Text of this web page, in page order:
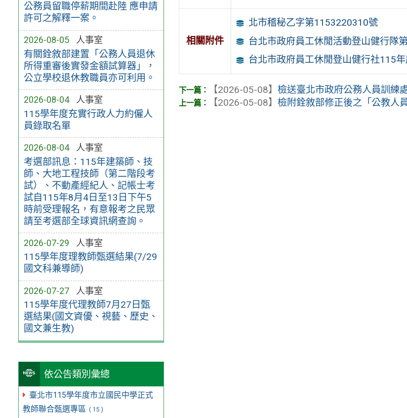
公務員留職停薪期間赴陸 應申請
許可之解釋一案。
2026-08-05 人事室
有關銓敘部建置「公務人員退休
所得重審後實發金額試算器」，
公立學校退休教職員亦可利用。
2026-08-04 人事室
115學年度充實行政人力約僱人
員錄取名單
2026-08-04 人事室
考選部訊息：115年建築師、技
師、大地工程技師（第二階段考
試）、不動產經紀人、記帳士考
試自115年8月4日至13日下午5
時前受理報名，有意報考之民眾
請至考選部全球資訊網查詢。
2026-07-29 人事室
115學年度理教師甄選結果(7/29
國文科兼導師)
2026-07-27 人事室
115學年度代理教師7月27日甄
選結果(國文資優、視藝、歷史、
國文兼生教)
依公告類別彙總
臺北市115學年度市立國民中學正式
教師聯合甄選專區 ( 15 )
相關附件
北市稽秘乙字第1153220310號
台北市政府員工休閒活動登山健行隊
台北市政府員工休閒登山健行社115
【2026-05-08】檢送臺北市政府公務人員訓練
【2026-05-08】檢附銓敘部修正後之「公教人